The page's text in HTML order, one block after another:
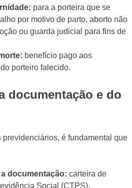
para a porteira que se
por motivo de parto, aborto não
ou guarda judicial para fins de
benefício pago aos
porteiro falecido.
documentação e do
previdenciários, é fundamental que
documentação: carteira de
Social (CTPS),